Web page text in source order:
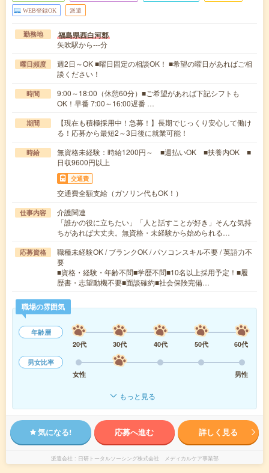
WEB登録OK 派遣
勤務地 福島県西白河郡
矢吹駅から---分
曜日頻度
週2日～OK ■曜日固定の相談OK！ ■希望の曜日があればご相
談ください！
時間
9:00～18:00（休憩60分）■ご希望があれば下記シフトも
OK！早番 7:00～16:00遅番 …
期間
【現在も積極採用中！急募！】長期でじっくり安心して働け
る！応募から最短2～3日後に就業可能！
時給
無資格未経験：時給1200円～ ■週払いOK ■扶養内OK ■
日収9600円以上
交通費
交通費全額支給（ガソリン代もOK！）
仕事内容
介護関連
「誰かの役に立ちたい」「人と話すことが好き」そんな気持
ちがあれば大丈夫。無資格・未経験から始められる…
応募資格
職種未経験OK / ブランクOK / パソコンスキル不要 / 英語力不
要
■資格・経験・年齢不問■学歴不問■10名以上採用予定！■履
歴書・志望動機不要■面談確約■社会保険完備…
職場の雰囲気
年齢層
20代
30代 40代 50代
60代
男女比率
女性
男性
もっと見る
気になる! 応募へ進む 詳しく見る
派遣会社 日研トータルソーシング株式会社 メディカルケア事業部